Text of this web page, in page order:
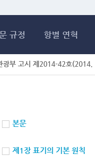
규정 항별 연혁
광부 고시 제2014-42호(2014.
본문
제1장 표기의 기본 원칙